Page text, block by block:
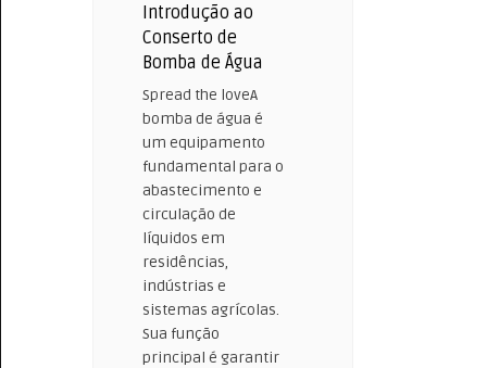
Introdução ao
Conserto de
Bomba de Água
Spread the loveA
bomba de água é
um equipamento
fundamental para o
abastecimento e
circulação de
líquidos em
residências,
indústrias e
sistemas agrícolas.
Sua função
principal é garantir